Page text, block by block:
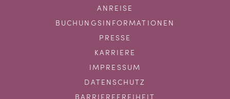
ANREISE
BUCHUNGSINFORMATIONEN
PRESSE
KARRIERE
IMPRESSUM
DATENSCHUTZ
BARRIEREFREIHEIT